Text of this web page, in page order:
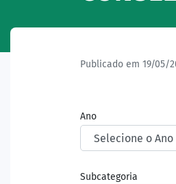
Publicado em 19/05/
Ano
Subcategoria